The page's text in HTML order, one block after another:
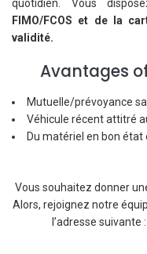
quotidien. Vous
FIMO/FCOS et de la
validité.
Avantages
Mutuelle/prévoyance
Véhicule récent attitré
Du matériel en bon état
Vous souhaitez donner
Alors, rejoignez notre
l’adresse suivante :